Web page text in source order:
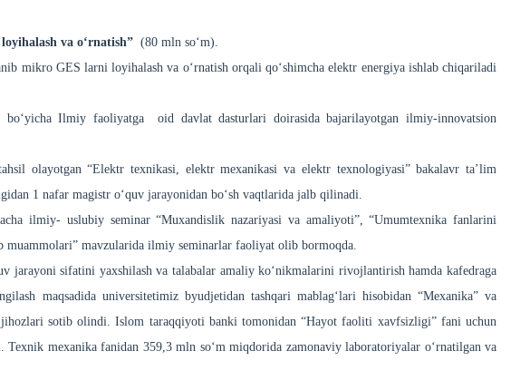
va o‘rnatish” (80 mln so‘m).
mikro GES larni loyihalash va o‘rnatish orqali qo‘shimcha elektr energiya ishlab chiqariladi
Ilmiy faoliyatga oid davlat dasturlari doirasida bajarilayotgan ilmiy-innovatsion
olayotgan “Elektr texnikasi, elektr mexanikasi va elektr texnologiyasi” bakalavr ta’lim
1 nafar magistr o‘quv jarayonidan bo‘sh vaqtlarida jalb qilinadi.
ilmiy- uslubiy seminar “Muxandislik nazariyasi va amaliyoti”, “Umumtexnika fanlarini
muammolari” mavzularida ilmiy seminarlar faoliyat olib bormoqda.
jarayoni sifatini yaxshilash va talabalar amaliy ko‘nikmalarini rivojlantirish hamda kafedraga
maqsadida universitetimiz byudjetidan tashqari mablag‘lari hisobidan “Mexanika” va
sotib olindi. Islom taraqqiyoti banki tomonidan “Hayot faoliti xavfsizligi” fani uchun
mexanika fanidan 359,3 mln so‘m miqdorida zamonaviy laboratoriyalar o‘rnatilgan va